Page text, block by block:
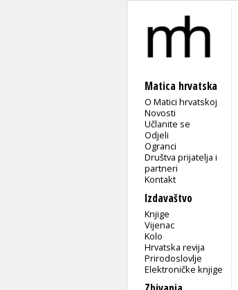
Matica hrvatska
O Matici hrvatskoj
Novosti
Učlanite se
Odjeli
Ogranci
Društva prijatelja i
partneri
Kontakt
Izdavaštvo
Knjige
Vijenac
Kolo
Hrvatska revija
Prirodoslovlje
Elektroničke knjige